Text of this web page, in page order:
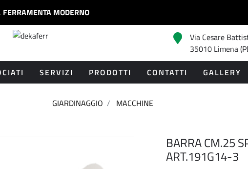
FERRAMENTA MODERNO
Via Cesare
35010 Limena
SERVIZI PRODOTTI CONTATTI GALLERY
GIARDINAGGIO MACCHINE
BARRA CM.25
ART.191G14-3